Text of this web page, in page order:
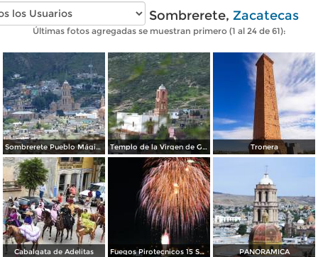
Fotos modernas de Sombrerete, Zacatecas
Últimas fotos agregadas se muestran primero (1 al 24 de 61):
Sombrerete Pueblo Mágico Templo de la Virgen de Guadalupe Tronera
Cabalgata de Adelitas Fuegos Pirotecnicos 15 Septiembre, en Sombrerete. PANORAMICA